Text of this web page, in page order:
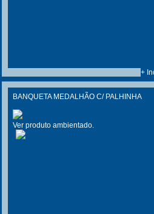
+
BANQUETA MEDALHÃO C/ PALHINHA
Ver produto ambientado.